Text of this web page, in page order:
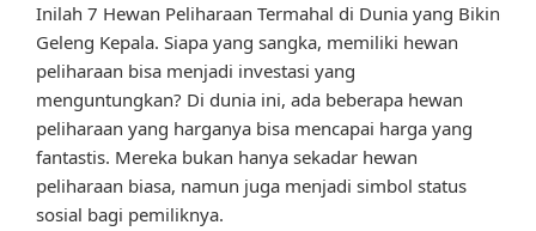
Inilah 7 Hewan Peliharaan Termahal di Dunia yang Bikin
Geleng Kepala. Siapa yang sangka, memiliki hewan
peliharaan bisa menjadi investasi yang
menguntungkan? Di dunia ini, ada beberapa hewan
peliharaan yang harganya bisa mencapai harga yang
fantastis. Mereka bukan hanya sekadar hewan
peliharaan biasa, namun juga menjadi simbol status
sosial bagi pemiliknya.